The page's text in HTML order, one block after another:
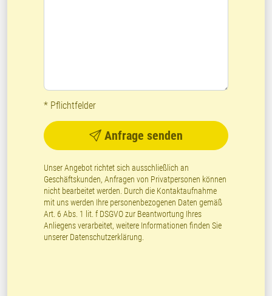
* Pflichtfelder
Anfrage senden
Unser Angebot richtet sich ausschließlich an
Geschäftskunden, Anfragen von Privatpersonen können
nicht bearbeitet werden. Durch die Kontaktaufnahme
mit uns werden Ihre personenbezogenen Daten gemäß
Art. 6 Abs. 1 lit. f DSGVO zur Beantwortung Ihres
Anliegens verarbeitet, weitere Informationen finden Sie
unserer Datenschutzerklärung